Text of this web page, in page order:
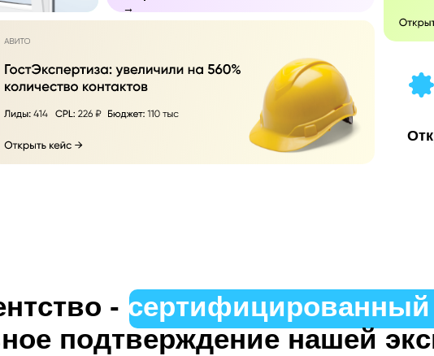
→
- сертифицированный
подтверждение нашей